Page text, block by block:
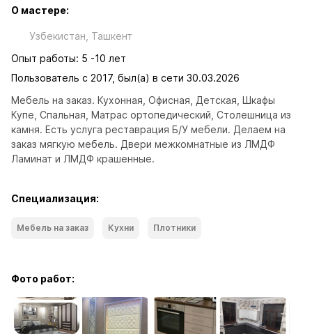
О мастере:
Узбекистан, Ташкент
Опыт работы: 5 -10 лет
Пользователь с 2017, был(а) в сети 30.03.2026
Мебель на заказ. Кухонная, Офисная, Детская, Шкафы
Купе, Спальная, Матрас ортопедический, Столешница из
камня. Есть услуга реставрация Б/У мебели. Делаем на
заказ мягкую мебель. Двери межкомнатные из ЛМДФ
Ламинат и ЛМДФ крашенные.
Специализация:
Мебель на заказ Кухни Плотники
Фото работ: